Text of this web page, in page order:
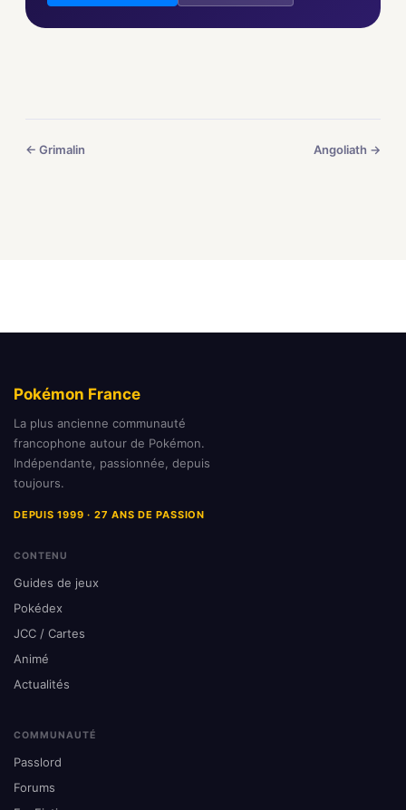
← Grimalin Angoliath →
Pokémon France
La plus ancienne communauté
francophone autour de Pokémon.
Indépendante, passionnée, depuis
toujours.
DEPUIS 1999 · 27 ANS DE PASSION
CONTENU
Guides de jeux
Pokédex
JCC / Cartes
Animé
Actualités
COMMUNAUTÉ
Passlord
Forums